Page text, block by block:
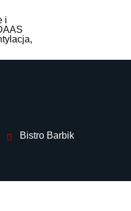
Bistro Barbik